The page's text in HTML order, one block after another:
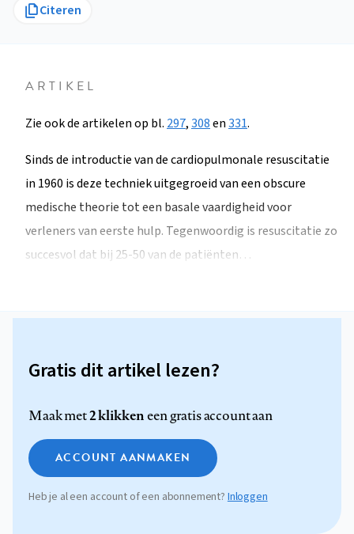
Citeren
ARTIKEL
Zie ook de artikelen op bl. 297,308en331.
Sinds de introductie van de cardiopulmonale resuscitatie
in 1960 is deze techniek uitgegroeid van een obscure
medische theorie tot een basale vaardigheid voor
verleners van eerste hulp. Tegenwoordig is resuscitatie zo
succesvol dat bij 25-50 van de patiënten…
Gratis dit artikel lezen?
Maak met2 klikkeneen gratis account aan
ACCOUNT AANMAKEN
Heb je al een account of een abonnement? Inloggen